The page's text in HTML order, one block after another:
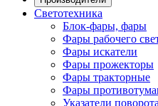
Светотехника
Блок-фары, фары
Фары рабочего
Фары искатели
Фары прожекторы
Фары тракторные
Фары
Указатели